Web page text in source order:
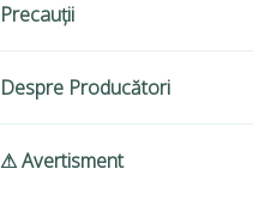
Precauții
Despre Producători
⚠ Avertisment